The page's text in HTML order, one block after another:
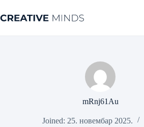
to
content
mRnj61Au
Joined: 25. новембар 2025.